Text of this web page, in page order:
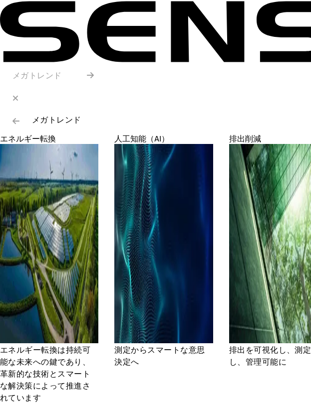
メガトレンド
メガトレンド
エネルギー転換
エネルギー転換は持続可
能な未来への鍵であり、
革新的な技術とスマート
な解決策によって推進さ
れています
人工知能（AI）
測定からスマートな意思
決定へ
排出削減
排出を可視化し、測定
し、管理可能に